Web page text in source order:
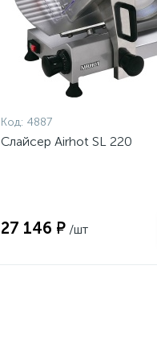
Код: 4887
Слайсер Airhot SL 220
27 146 ₽ /шт